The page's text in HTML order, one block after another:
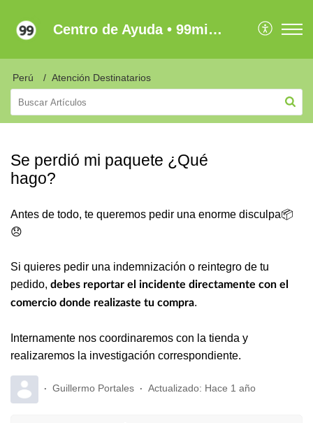
Centro de Ayuda • 99minutos Latam
Perú Atención Destinatarios
Se perdió mi paquete ¿Qué
hago?
Antes de todo, te queremos pedir una enorme disculpa📦
😞
Si quieres pedir una indemnización o reintegro de tu
pedido, debes reportar el incidente directamente con el
comercio donde realizaste tu compra.
Internamente nos coordinaremos con la tienda y
realizaremos la investigación correspondiente.
Guillermo Portales Actualizado: Hace 1 año